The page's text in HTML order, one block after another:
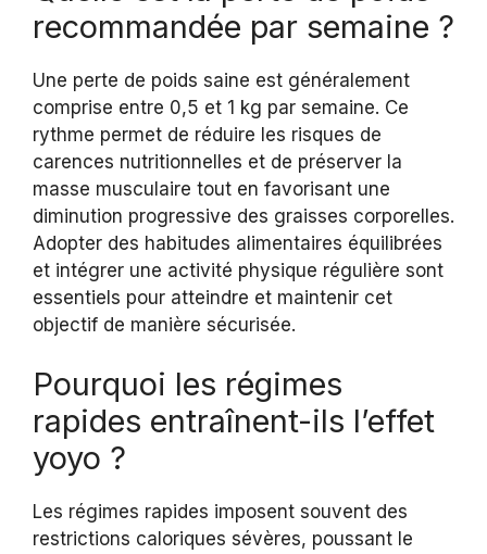
recommandée par semaine ?
Une perte de poids saine est généralement
comprise entre 0,5 et 1 kg par semaine. Ce
rythme permet de réduire les risques de
carences nutritionnelles et de préserver la
masse musculaire tout en favorisant une
diminution progressive des graisses corporelles.
Adopter des habitudes alimentaires équilibrées
et intégrer une activité physique régulière sont
essentiels pour atteindre et maintenir cet
objectif de manière sécurisée.
Pourquoi les régimes
rapides entraînent-ils l’effet
yoyo ?
Les régimes rapides imposent souvent des
restrictions caloriques sévères, poussant le